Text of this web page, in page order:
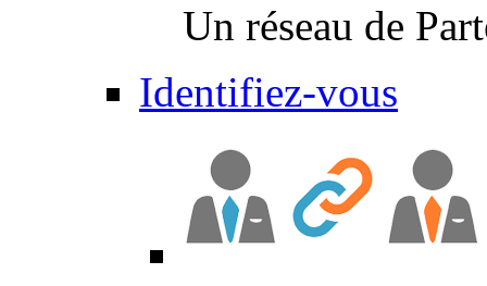
Un réseau de
Identifiez-vous